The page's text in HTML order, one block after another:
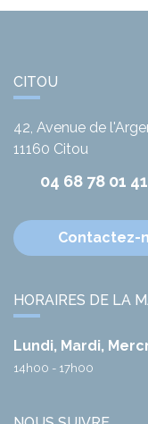
CITOU
42, Avenue de
11160 Citou
04 68 78 01 41
Contactez-
HORAIRES DE LA
Lundi, Mardi,
14h00 - 17h00